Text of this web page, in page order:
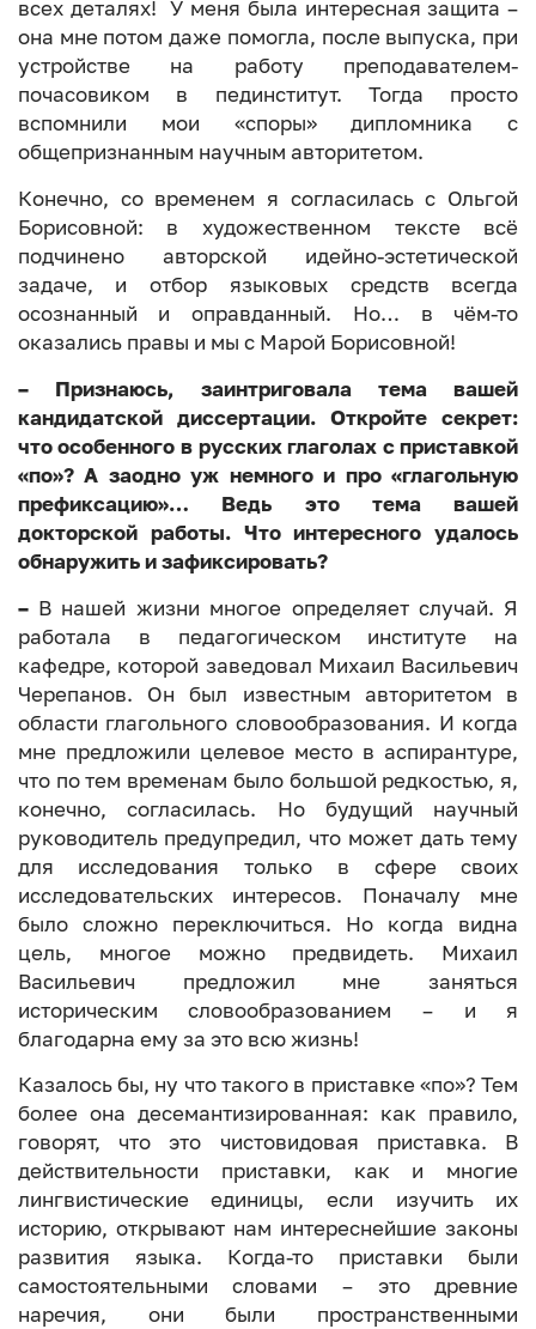
всех деталях! У меня была интересная защита –
она мне потом даже помогла, после выпуска, при
устройстве на работу преподавателем-
почасовиком в пединститут. Тогда просто
вспомнили мои «споры» дипломника с
общепризнанным научным авторитетом.
Конечно, со временем я согласилась с Ольгой
Борисовной: в художественном тексте всё
подчинено авторской идейно-эстетической
задаче, и отбор языковых средств всегда
осознанный и оправданный. Но… в чём-то
оказались правы и мы с Марой Борисовной!
– Признаюсь, заинтриговала тема вашей
кандидатской диссертации. Откройте секрет:
что особенного в русских глаголах с приставкой
«по»? А заодно уж немного и про «глагольную
префиксацию»… Ведь это тема вашей
докторской работы. Что интересного удалось
обнаружить и зафиксировать?
–В нашей жизни многое определяет случай. Я
работала в педагогическом институте на
кафедре, которой заведовал Михаил Васильевич
Черепанов. Он был известным авторитетом в
области глагольного словообразования. И когда
мне предложили целевое место в аспирантуре,
что по тем временам было большой редкостью, я,
конечно, согласилась. Но будущий научный
руководитель предупредил, что может дать тему
для исследования только в сфере своих
исследовательских интересов. Поначалу мне
было сложно переключиться. Но когда видна
цель, многое можно предвидеть. Михаил
Васильевич предложил мне заняться
историческим словообразованием – и я
благодарна ему за это всю жизнь!
Казалось бы, ну что такого в приставке «по»? Тем
более она десемантизированная: как правило,
говорят, что это чистовидовая приставка. В
действительности приставки, как и многие
лингвистические единицы, если изучить их
историю, открывают нам интереснейшие законы
развития языка. Когда-то приставки были
самостоятельными словами – это древние
наречия, они были пространственными